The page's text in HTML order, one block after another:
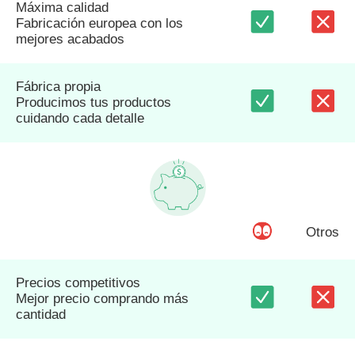
Máxima calidad
Fabricación europea con los
mejores acabados
Fábrica propia
Producimos tus productos
cuidando cada detalle
Otros
Precios competitivos
Mejor precio comprando más
cantidad